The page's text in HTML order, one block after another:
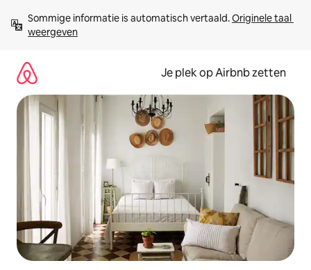
direct
naar
Sommige informatie is automatisch vertaald. Originele taal
weergeven
Je plek op Airbnb zetten